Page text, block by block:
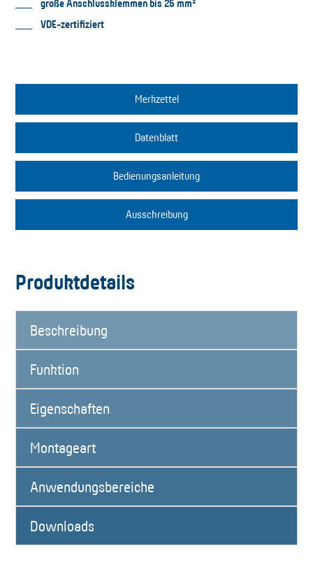
große Anschlussklemmen bis 25 mm²
VDE-zertifiziert
Merkzettel
Datenblatt
Bedienungsanleitung
Ausschreibung
Produktdetails
Beschreibung
Funktion
Eigenschaften
Montageart
Anwendungsbereiche
Downloads